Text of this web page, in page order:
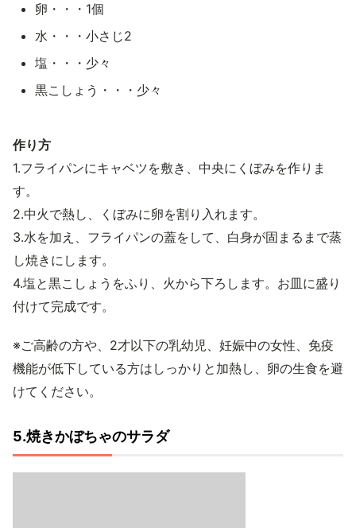
卵・・・1個
水・・・小さじ2
塩・・・少々
黒こしょう・・・少々
作り方
1.フライパンにキャベツを敷き、中央にくぼみを作りま
す。
2.中火で熱し、くぼみに卵を割り入れます。
3.水を加え、フライパンの蓋をして、白身が固まるまで蒸
し焼きにします。
4.塩と黒こしょうをふり、火から下ろします。お皿に盛り
付けて完成です。
※ご高齢の方や、2才以下の乳幼児、妊娠中の女性、免疫
機能が低下している方はしっかりと加熱し、卵の生食を避
けてください。
5.焼きかぼちゃのサラダ